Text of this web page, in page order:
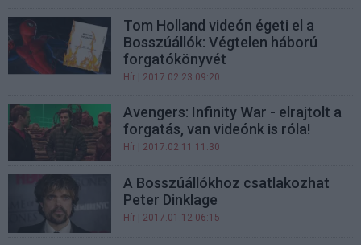
Tom Holland videón égeti el a
Bosszúállók: Végtelen háború
forgatókönyvét
Hír | 2017.02.23 09:20
Avengers: Infinity War - elrajtolt a
forgatás, van videónk is róla!
Hír | 2017.02.11 11:30
A Bosszúállókhoz csatlakozhat
Peter Dinklage
Hír | 2017.01.12 06:15